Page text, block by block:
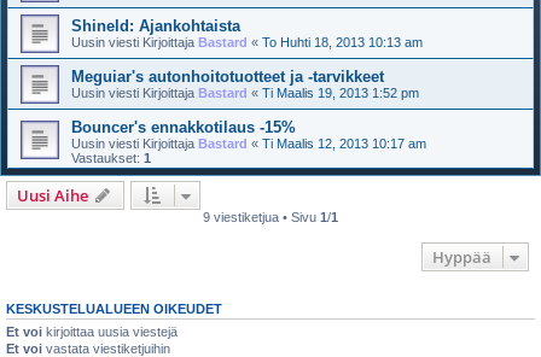
Shineld: Ajankohtaista
Uusin viesti Kirjoittaja Bastard « To Huhti 18, 2013 10:13 am
Meguiar's autonhoitotuotteet ja -tarvikkeet
Uusin viesti Kirjoittaja Bastard « Ti Maalis 19, 2013 1:52 pm
Bouncer's ennakkotilaus -15%
Uusin viesti Kirjoittaja Bastard « Ti Maalis 12, 2013 10:17 am
Vastaukset: 1
Uusi Aihe
9 viestiketjua • Sivu 1/1
Hyppää
KESKUSTELUALUEEN OIKEUDET
Et voi kirjoittaa uusia viestejä
Et voi vastata viestiketjuihin